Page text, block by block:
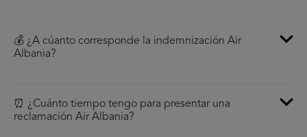
💰 ¿A cúanto corresponde la indemnización Air
Albania?
⏰ ¿Cuánto tiempo tengo para presentar una
reclamación Air Albania?